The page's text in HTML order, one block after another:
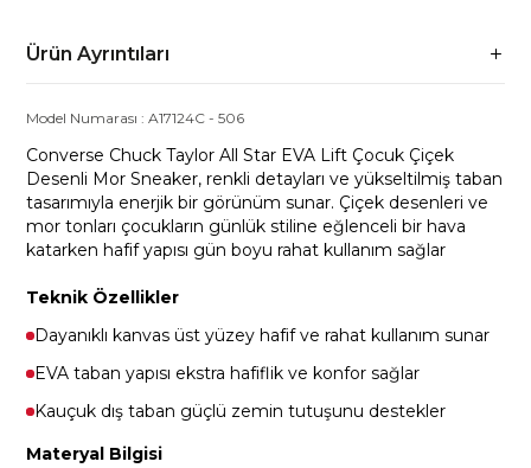
Ürün Ayrıntıları
Model Numarası :A17124C -506
Converse Chuck Taylor All Star EVA Lift Çocuk Çiçek
Desenli Mor Sneaker, renkli detayları ve yükseltilmiş taban
tasarımıyla enerjik bir görünüm sunar. Çiçek desenleri ve
mor tonları çocukların günlük stiline eğlenceli bir hava
katarken hafif yapısı gün boyu rahat kullanım sağlar
Teknik Özellikler
Dayanıklı kanvas üst yüzey hafif ve rahat kullanım sunar
EVA taban yapısı ekstra hafiflik ve konfor sağlar
Kauçuk dış taban güçlü zemin tutuşunu destekler
Materyal Bilgisi